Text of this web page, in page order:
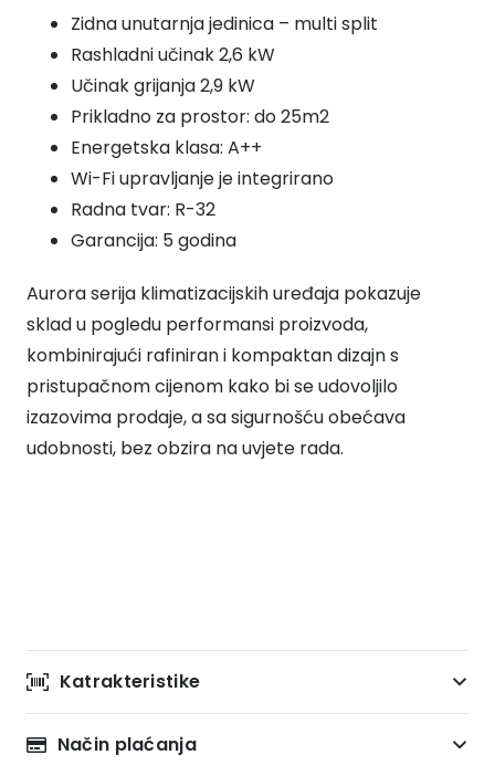
Zidna unutarnja jedinica – multi split
Rashladni učinak 2,6 kW
Učinak grijanja 2,9 kW
Prikladno za prostor: do 25m2
Energetska klasa: A++
Wi-Fi upravljanje je integrirano
Radna tvar: R-32
Garancija: 5 godina
Aurora serija klimatizacijskih uređaja pokazuje
sklad u pogledu performansi proizvoda,
kombinirajući rafiniran i kompaktan dizajn s
pristupačnom cijenom kako bi se udovoljilo
izazovima prodaje, a sa sigurnošću obećava
udobnosti, bez obzira na uvjete rada.
Katrakteristike
Način plaćanja